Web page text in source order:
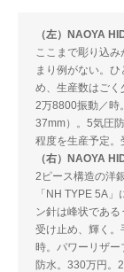
（左）NAOYA
ここまで彫り込
まり例がない。
め、生産数はごく
2万8800振動／時
37mm）。5気圧
程度を生産予定。
（右）NAOYA
2ピース構造の洋
「NH TYPE 5A
ン針は峰状である
受け止め、輝く
時。パワーリザ
防水。330万円。